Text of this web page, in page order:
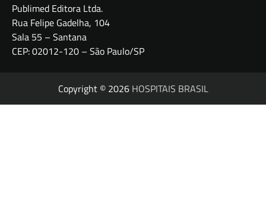
Publimed Editora Ltda.
Rua Felipe Gadelha, 104
Sala 55 – Santana
CEP: 02012-120 – São Paulo/SP
Copyright © 2026 HOSPITAIS BRASIL